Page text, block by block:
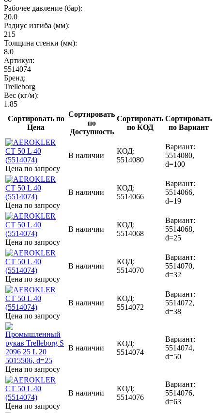
Рабочее давление (бар):
20.0
Радиус изгиба (мм):
215
Толщина стенки (мм):
8.0
Артикул:
5514074
Бренд:
Trelleborg
Вес (кг/м):
1.85
Сортировать по
Цена
Сортировать
по
Доступность
Сортировать
по КОД
Сортировать
по Вариант
Цена по запросу
В наличии
КОД:
5514080
Вариант:
5514080,
d=100
Цена по запросу
В наличии
КОД:
5514066
Вариант:
5514066,
d=19
Цена по запросу
В наличии
КОД:
5514068
Вариант:
5514068,
d=25
Цена по запросу
В наличии
КОД:
5514070
Вариант:
5514070,
d=32
Цена по запросу
В наличии
КОД:
5514072
Вариант:
5514072,
d=38
Цена по запросу
В наличии
КОД:
5514074
Вариант:
5514074,
d=50
Цена по запросу
В наличии
КОД:
5514076
Вариант:
5514076,
d=63